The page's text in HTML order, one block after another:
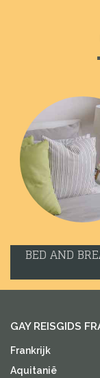
BED AND
GAY REISGIDS
Frankrijk
Aquitanië